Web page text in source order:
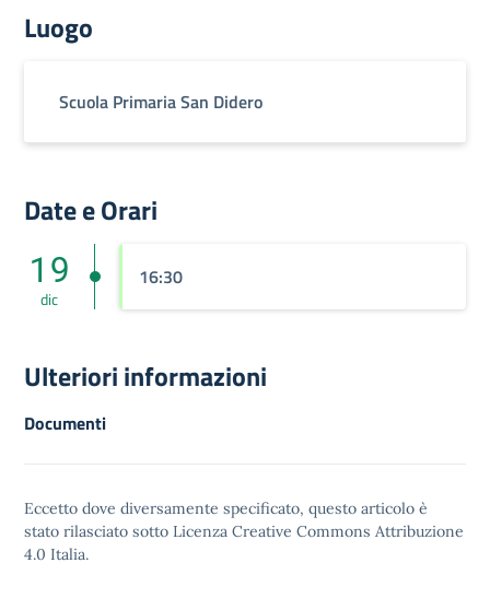
Luogo
Scuola Primaria San Didero
Date e Orari
19
dic
16:30
Ulteriori informazioni
Documenti
Eccetto dove diversamente specificato, questo articolo è
stato rilasciato sotto Licenza Creative Commons Attribuzione
4.0 Italia.